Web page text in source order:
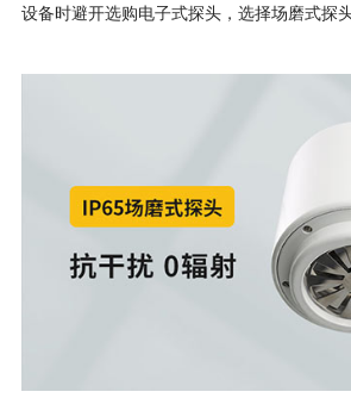
设备时避开选购电子式探头，选择场磨式探